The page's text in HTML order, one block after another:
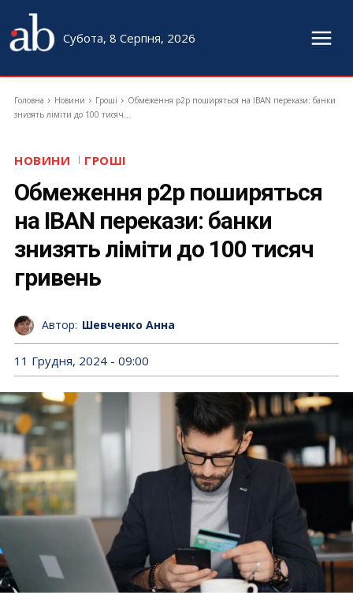
Субота, 8 Серпня, 2026
Головна Новини Гроші
Обмеження p2p поширяться на IBAN перекази: банки
знизять ліміти до 100 тисяч...
НОВИНИ ГРОШІ
Обмеження p2p поширяться
на IBAN перекази: банки
знизять ліміти до 100 тисяч
гривень
Автор: Шевченко Анна
11 Грудня, 2024 - 09:00